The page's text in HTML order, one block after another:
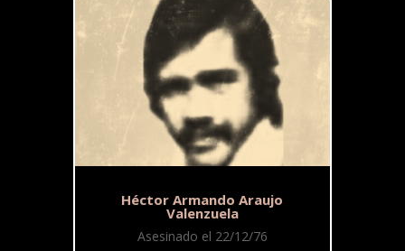
Héctor Armando Araujo
Valenzuela
Asesinado el 22/12/76